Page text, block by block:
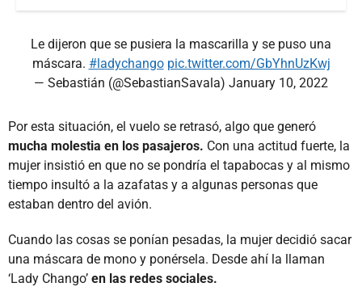
Le dijeron que se pusiera la mascarilla y se puso una
máscara. #ladychango pic.twitter.com/GbYhnUzKwj
— Sebastián (@SebastianSavala) January 10, 2022
Por esta situación, el vuelo se retrasó, algo que generó
mucha molestia en los pasajeros. Con una actitud fuerte, la
mujer insistió en que no se pondría el tapabocas y al mismo
tiempo insultó a la azafatas y a algunas personas que
estaban dentro del avión.
Cuando las cosas se ponían pesadas, la mujer decidió sacar
una máscara de mono y ponérsela. Desde ahí la llaman
‘Lady Chango’ en las redes sociales.